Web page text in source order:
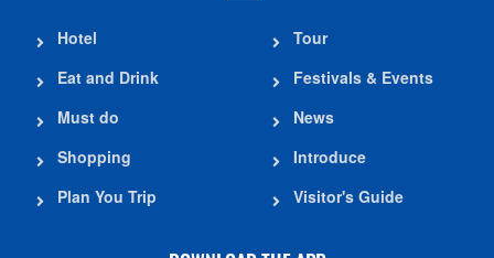
Hotel
Eat and Drink
Must do
Shopping
Plan You Trip
Tour
Festivals & Events
News
Introduce
Visitor's Guide